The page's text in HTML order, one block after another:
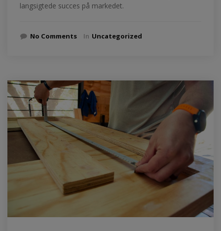
langsigtede succes på markedet.
No Comments In Uncategorized